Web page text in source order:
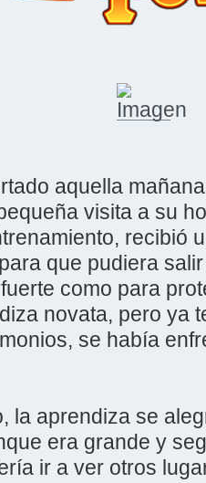
aquella
visita a su
recibió
que pudiera
como para
novata, pero ya
se había
la aprendiza se
era grande y
ir a ver otros